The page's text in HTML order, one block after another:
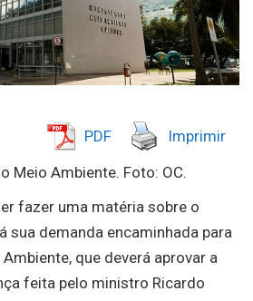
PDF Imprimir
Meio Ambiente. Foto: OC.
fazer uma matéria sobre o
sua demanda encaminhada para
que deverá aprovar a
feita pelo ministro Ricardo